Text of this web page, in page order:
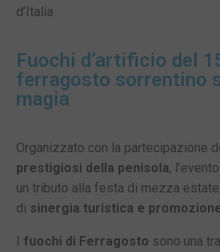
d’Italia.
Fuochi d’artificio del
ferragosto sorrentino
magia
Organizzato con la partecipazione
prestigiosi della penisola,
un tributo alla festa di mezza
di sinergia turistica e
I fuochi di Ferragosto sono una